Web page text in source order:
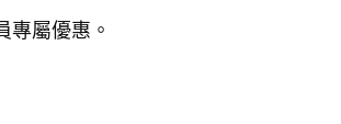
專屬優惠。